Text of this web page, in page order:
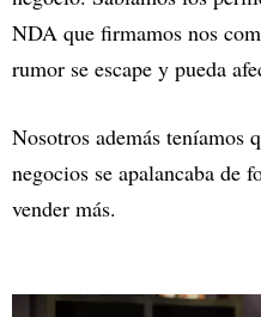
NDA que firmamos nos
rumor se escape y pueda
Nosotros además teníamos
negocios se apalancaba de
vender más.